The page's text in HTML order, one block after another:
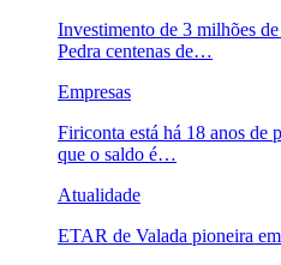
Investimento de 3 milhões
Pedra centenas de…
Empresas
Firiconta está há 18 anos de
que o saldo é…
Atualidade
ETAR de Valada pioneira